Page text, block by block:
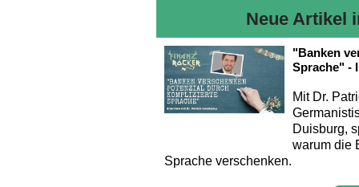
Neue Artikel
"Banken
Sprache" -
Mit Dr.
Duisburg,
warum die
Sprache verschenken.